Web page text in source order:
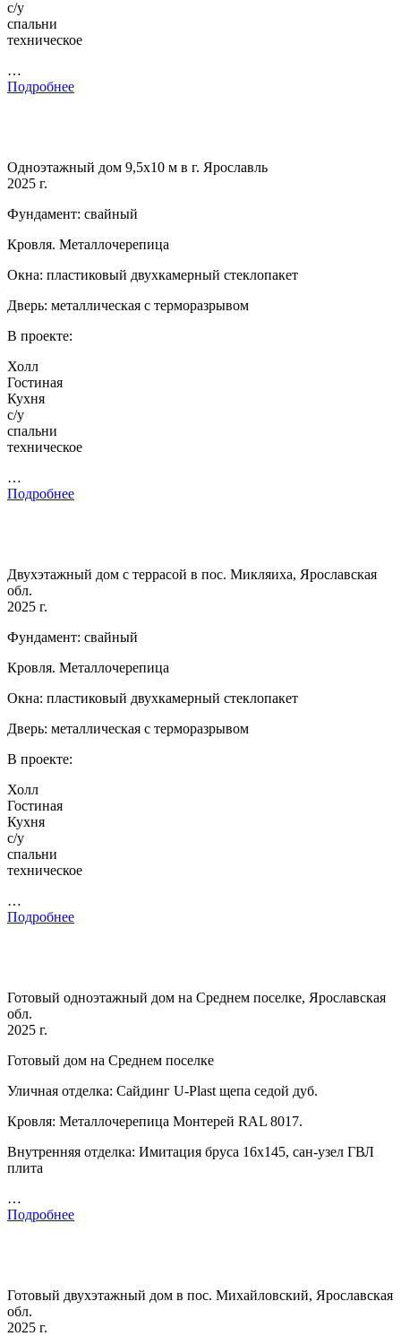
с/у
спальни
техническое
…
Подробнее
Одноэтажный дом 9,5х10 м в г. Ярославль
2025 г.
Фундамент: свайный
Кровля. Металлочерепица
Окна: пластиковый двухкамерный стеклопакет
Дверь: металлическая с терморазрывом
В проекте:
Холл
Гостиная
Кухня
с/у
спальни
техническое
…
Подробнее
Двухэтажный дом с террасой в пос. Микляиха, Ярославская
обл.
2025 г.
Фундамент: свайный
Кровля. Металлочерепица
Окна: пластиковый двухкамерный стеклопакет
Дверь: металлическая с терморазрывом
В проекте:
Холл
Гостиная
Кухня
с/у
спальни
техническое
…
Подробнее
Готовый одноэтажный дом на Среднем поселке, Ярославская
обл.
2025 г.
Готовый дом на Среднем поселке
Уличная отделка: Сайдинг U-Plast щепа седой дуб.
Кровля: Металлочерепица Монтерей RAL 8017.
Внутренняя отделка: Имитация бруса 16х145, сан-узел ГВЛ
плита
…
Подробнее
Готовый двухэтажный дом в пос. Михайловский, Ярославская
обл.
2025 г.